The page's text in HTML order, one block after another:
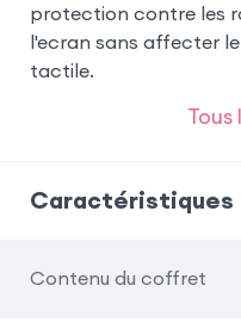
protection contre les
l'ecran sans affecter
tactile.
Tous
Caractéristiques
Contenu du coffret